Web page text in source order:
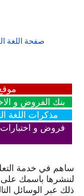
صفحة اللغة
بنك الفروض و
مذكرات اللغة
فروض و اختبارات
ساهم في خدمة
لننشرها باسمك
ذلك عبر الوسائل